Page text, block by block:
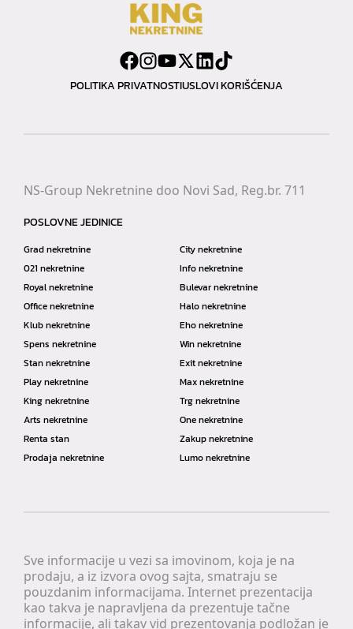
POLITIKA PRIVATNOSTIUSLOVI KORIŠĆENJA
Sve informacije u vezi sa imovinom, koja je na
prodaju, a iz izvora ovog sajta, smatraju se
pouzdanim informacijama. Internet prezentacija
kao takva je napravljena da prezentuje tačne
informacije, ali takav vid prezentovanja podložan je
NS-Group Nekretnine doo Novi Sad, Reg.br. 711
POSLOVNE JEDINICE
Grad nekretnine
City nekretnine
021 nekretnine
Info nekretnine
Royal nekretnine
Bulevar nekretnine
Office nekretnine
Halo nekretnine
Klub nekretnine
Eho nekretnine
Spens nekretnine
Win nekretnine
Stan nekretnine
Exit nekretnine
Play nekretnine
Max nekretnine
King nekretnine
Trg nekretnine
Arts nekretnine
One nekretnine
Renta stan
Zakup nekretnine
Prodaja nekretnine
Lumo nekretnine